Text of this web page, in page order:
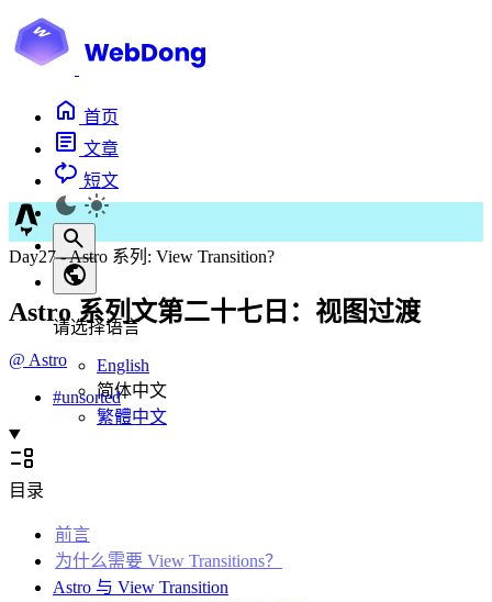
首页
文章
短文
请选择语言
English
简体中文
繁體中文
Day27 - Astro 系列: View Transition?
Astro 系列文第二十七日：视图过渡
@ Astro
#unsorted
目录
前言
为什么需要 View Transitions？
Astro 与 View Transition